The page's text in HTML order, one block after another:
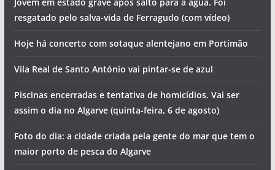
resgatado pelo salva-vida de Ferragudo (com vídeo)
Hoje há concerto com sotaque alentejano em Portimão
Vila Real de Santo António vai pintar-se de azul
Piscinas encerradas e tentativa de homicídios. Vai ser
assim o dia no Algarve (quinta-feira, 6 de agosto)
Foto do dia: a cidade criada pela gente do mar que tem o
maior porto de pesca do Algarve